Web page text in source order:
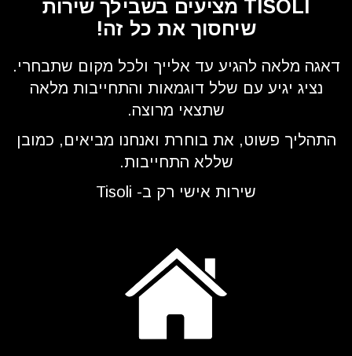
TISOLI מציעים בשבילך שירות
שיחסוך את כל זה!
דאגה מלאה להגיע עד אלייך ולכל מקום שתבחרי.
נציג יגיע עם שלל דוגמאות והתחייבות מלאה
שתצאי מרוצה.
התהליך פשוט, את בוחרת ואנחנו מביאים, כמובן
שללא התחייבות.
שירות אישי רק ב- Tisoli